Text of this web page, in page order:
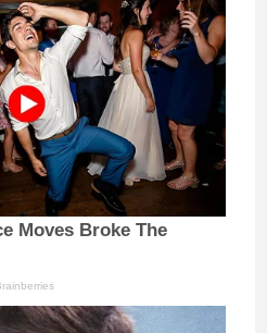
Moves Broke The